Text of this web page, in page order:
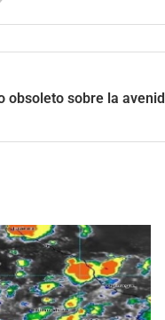
obsoleto sobre la